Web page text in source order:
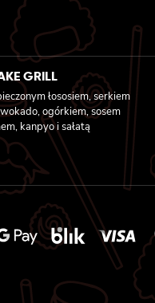
GRILL
łososiem, serkiem
ogórkiem, sosem
kanpyo i sałatą